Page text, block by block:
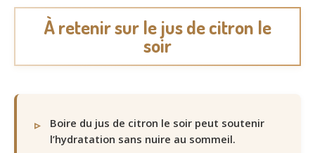
À retenir sur le jus de citron le
soir
Boire du jus de citron le soir peut soutenir
l’hydratation sans nuire au sommeil.